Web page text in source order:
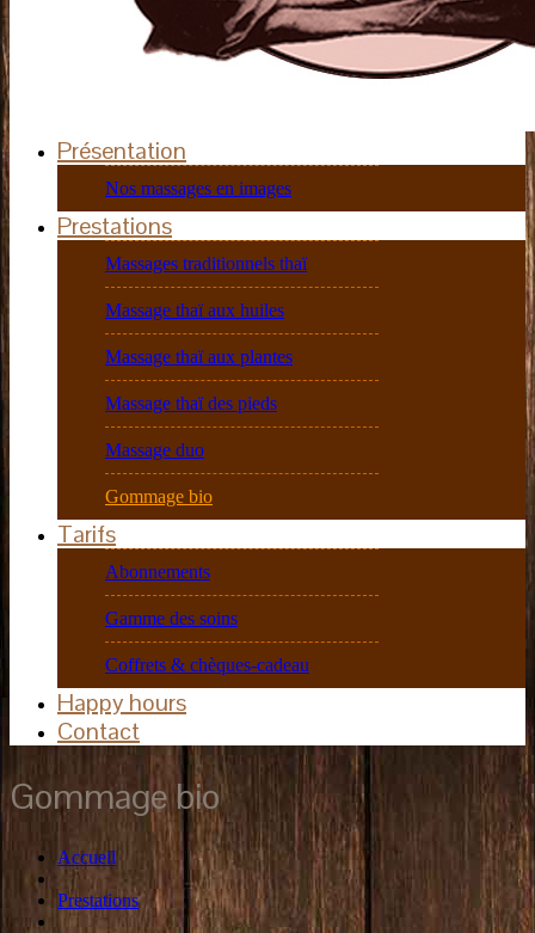
Présentation
Nos massages en images
Prestations
Massages traditionnels thaï
Massage thaï aux huiles
Massage thaï aux plantes
Massage thaï des pieds
Massage duo
Gommage bio
Tarifs
Abonnements
Gamme des soins
Coffrets & chèques-cadeau
Happy hours
Contact
Gommage bio
Accueil
Prestations